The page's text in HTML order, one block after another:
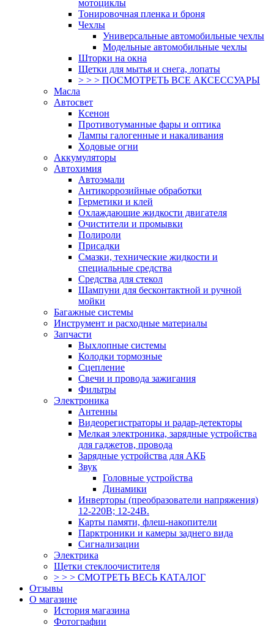
мотоциклы
Тонировочная пленка и броня
Чехлы
Универсальные автомобильные чехлы
Модельные автомобильные чехлы
Шторки на окна
Щетки для мытья и снега, лопаты
> > > ПОСМОТРЕТЬ ВСЕ АКСЕССУАРЫ
Масла
Автосвет
Ксенон
Противотуманные фары и оптика
Лампы галогенные и накаливания
Ходовые огни
Аккумуляторы
Автохимия
Автоэмали
Антикоррозийные обработки
Герметики и клей
Охлаждающие жидкости двигателя
Очистители и промывки
Полироли
Присадки
Смазки, технические жидкости и
специальные средства
Средства для стекол
Шампуни для бесконтактной и ручной
мойки
Багажные системы
Инструмент и расходные материалы
Запчасти
Выхлопные системы
Колодки тормозные
Сцепление
Свечи и провода зажигания
Фильтры
Электроника
Антенны
Видеорегистраторы и радар-детекторы
Мелкая электроника, зарядные устройства
для гаджетов, провода
Зарядные устройства для АКБ
Звук
Головные устройства
Динамики
Инверторы (преобразователи напряжения)
12-220В; 12-24В.
Карты памяти, флеш-накопители
Парктроники и камеры заднего вида
Сигнализации
Электрика
Щетки стеклоочистителя
> > > СМОТРЕТЬ ВЕСЬ КАТАЛОГ
Отзывы
О магазине
История магазина
Фотографии